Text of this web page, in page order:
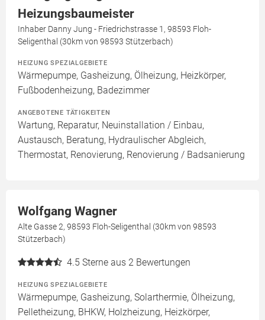
Heizungsbaumeister
Inhaber Danny Jung - Friedrichstrasse 1, 98593 Floh-
Seligenthal (30km von 98593 Stützerbach)
HEIZUNG SPEZIALGEBIETE
Wärmepumpe, Gasheizung, Ölheizung, Heizkörper,
Fußbodenheizung, Badezimmer
ANGEBOTENE TÄTIGKEITEN
Wartung, Reparatur, Neuinstallation / Einbau,
Austausch, Beratung, Hydraulischer Abgleich,
Thermostat, Renovierung, Renovierung / Badsanierung
Wolfgang Wagner
Alte Gasse 2, 98593 Floh-Seligenthal (30km von 98593
Stützerbach)
4.5 Sterne aus 2 Bewertungen
HEIZUNG SPEZIALGEBIETE
Wärmepumpe, Gasheizung, Solarthermie, Ölheizung,
Pelletheizung, BHKW, Holzheizung, Heizkörper,